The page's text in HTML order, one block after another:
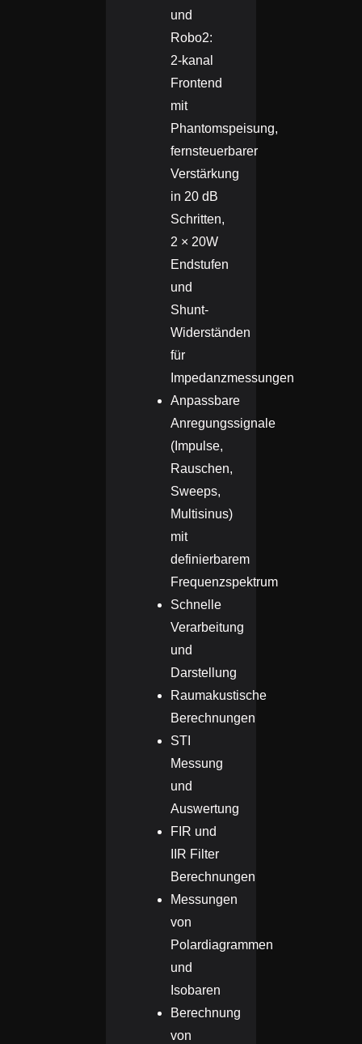
und
Robo2:
2-kanal
Frontend
mit
Phantomspeisung,
fernsteuerbarer
Verstärkung
in 20 dB
Schritten,
2 × 20W
Endstufen
und
Shunt-
Widerständen
für
Impedanzmessungen
Anpassbare
Anregungssignale
(Impulse,
Rauschen,
Sweeps,
Multisinus)
mit
definierbarem
Frequenzspektrum
Schnelle
Verarbeitung
und
Darstellung
Raumakustische
Berechnungen
STI
Messung
und
Auswertung
FIR und
IIR Filter
Berechnungen
Messungen
von
Polardiagrammen
und
Isobaren
Berechnung
von